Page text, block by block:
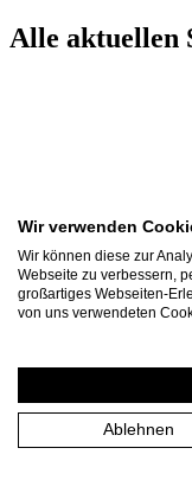
Alle aktuellen
Othello
Wir verwenden
Wir können diese zur
Webseite zu verbessern,
großartiges Webseiten-
von uns verwendeten
Ablehnen